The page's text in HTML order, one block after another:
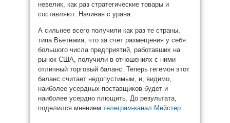
невелик, как раз стратегические товары и
составляют. Начиная с урана.
А сильнее всего получили как раз те страны,
типа Вьетнама, что за счет размещения у себя
большого числа предприятий, работавших на
рынок США, получили в отношениях с ними
отличный торговый баланс. Теперь гегемон этот
баланс считает недопустимым, и, видимо,
наиболее усердных поставщиков будет и
наиболее усердно плющить. До результата,
поделился мнением телеграм-канал Мейстер.